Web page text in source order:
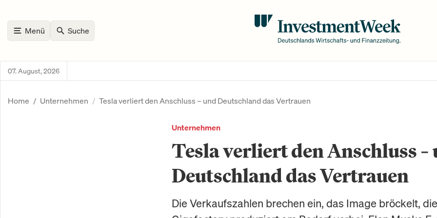
Menü Suche
07. August, 2026
Home Unternehmen Tesla verliert den Anschluss – und Deutschland das Vertrauen
Unternehmen
Tesla verliert den Anschluss –
Deutschland das Vertrauen
Die Verkaufszahlen brechen ein, das Image bröckelt, die